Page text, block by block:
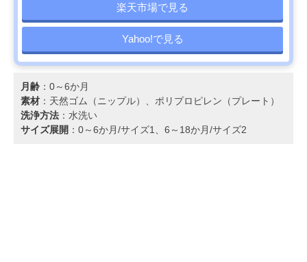
楽天市場で見る
Yahoo!で見る
月齢 ：0～6か月
素材 ：天然ゴム（ニップル）、ポリプロピレン（プレート）
洗浄方法 ：水洗い
サイズ展開 ：0～6か月/サイズ1、6～18か月/サイズ2